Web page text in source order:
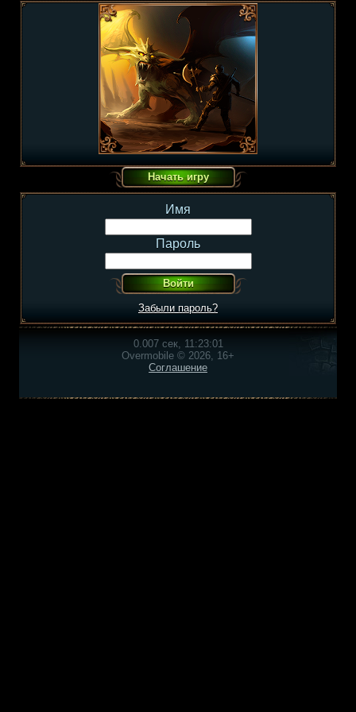
Имя
Пароль
Забыли пароль?
0.007 сек, 11:23:01
Overmobile © 2026, 16+
Соглашение